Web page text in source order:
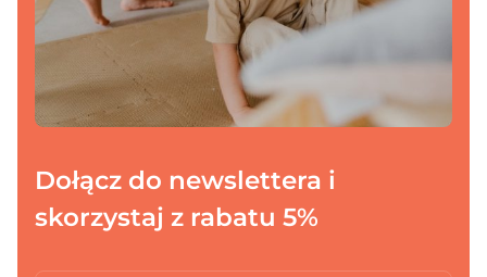
Dołącz do newslettera i
skorzystaj z rabatu 5%